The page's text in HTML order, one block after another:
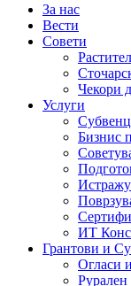
За нас
Вести
Совети
Чекори
Услуги
Бизнис
ИТ
Грантови и
Огласи
Рурален